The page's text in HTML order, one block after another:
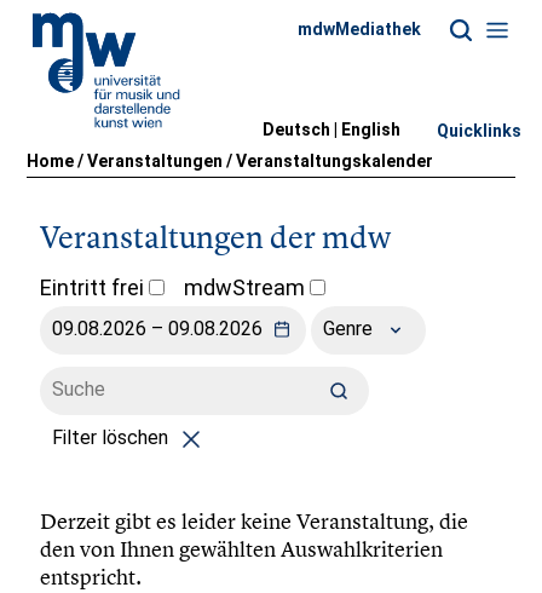
Home/Veranstaltungen /Veranstaltungskalender
mdwMediathek
Deutsch | English Quicklinks
Veranstaltungen der mdw
Eintritt frei mdwStream
Genre
Filter löschen
Derzeit gibt es leider keine Veranstaltung, die
den von Ihnen gewählten Auswahlkriterien
entspricht.